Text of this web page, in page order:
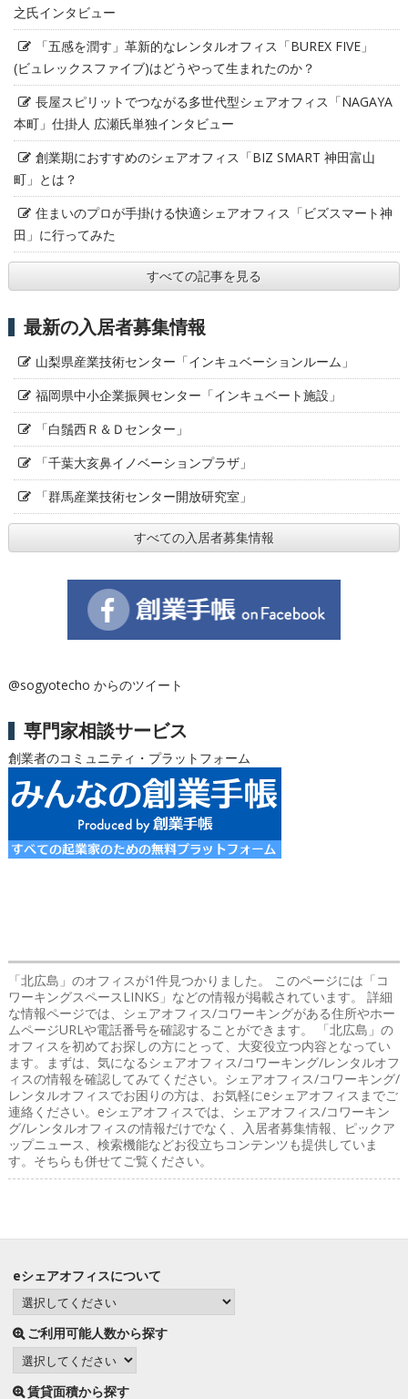
之氏インタビュー
「五感を潤す」革新的なレンタルオフィス「BUREX FIVE」
(ビュレックスファイブ)はどうやって生まれたのか？
長屋スピリットでつながる多世代型シェアオフィス「NAGAYA
本町」仕掛人 広瀬氏単独インタビュー
創業期におすすめのシェアオフィス「BIZ SMART 神田富山
町」とは？
住まいのプロが手掛ける快適シェアオフィス「ビズスマート神
田」に行ってみた
すべての記事を見る
最新の入居者募集情報
山梨県産業技術センター「インキュベーションルーム」
福岡県中小企業振興センター「インキュベート施設」
「白鬚西Ｒ＆Ｄセンター」
「千葉大亥鼻イノベーションプラザ」
「群馬産業技術センター開放研究室」
すべての入居者募集情報
@sogyotecho からのツイート
専門家相談サービス
創業者のコミュニティ・プラットフォーム
「北広島」のオフィスが1件見つかりました。 このページには「コ
ワーキングスペースLINKS」などの情報が掲載されています。 詳細
な情報ページでは、シェアオフィス/コワーキングがある住所やホー
ムページURLや電話番号を確認することができます。 「北広島」の
オフィスを初めてお探しの方にとって、大変役立つ内容となってい
ます。まずは、気になるシェアオフィス/コワーキング/レンタルオフ
ィスの情報を確認してみてください。シェアオフィス/コワーキング/
レンタルオフィスでお困りの方は、お気軽にeシェアオフィスまでご
連絡ください。eシェアオフィスでは、シェアオフィス/コワーキン
グ/レンタルオフィスの情報だけでなく、入居者募集情報、ピックア
ップニュース、検索機能などお役立ちコンテンツも提供していま
す。そちらも併せてご覧ください。
eシェアオフィスについて
ご利用可能人数から探す
賃貸面積から探す